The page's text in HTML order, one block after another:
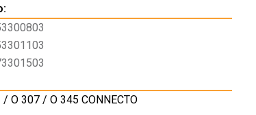
O 307 / O 345 CONNECTO